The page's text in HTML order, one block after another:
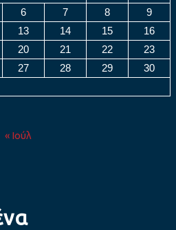
6 7 8
9
13 14 15
16
20 21 22
23
27 28 29
30
« Ιούλ